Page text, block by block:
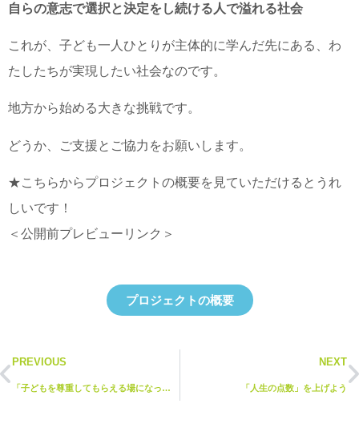
自らの意志で選択と決定をし続ける人で溢れる社会
これが、子ども一人ひとりが主体的に学んだ先にある、わ
たしたちが実現したい社会なのです。
地方から始める大きな挑戦です。
どうか、ご支援とご協力をお願いします。
★こちらからプロジェクトの概要を見ていただけるとうれ
しいです！
＜公開前プレビューリンク＞
プロジェクトの概要
PREVIOUS
「子どもを尊重してもらえる場になっています」
NEXT
「人生の点数」を上げよう